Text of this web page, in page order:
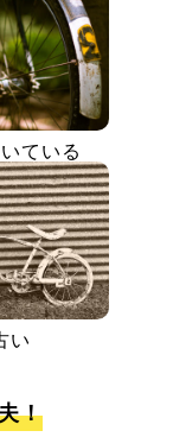
ている
い
！